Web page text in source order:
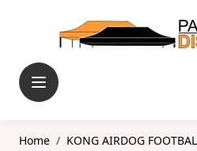
Home / KONG AIRDOG